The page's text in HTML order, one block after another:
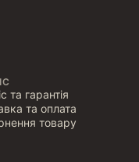
та гарантія
та оплата
товару